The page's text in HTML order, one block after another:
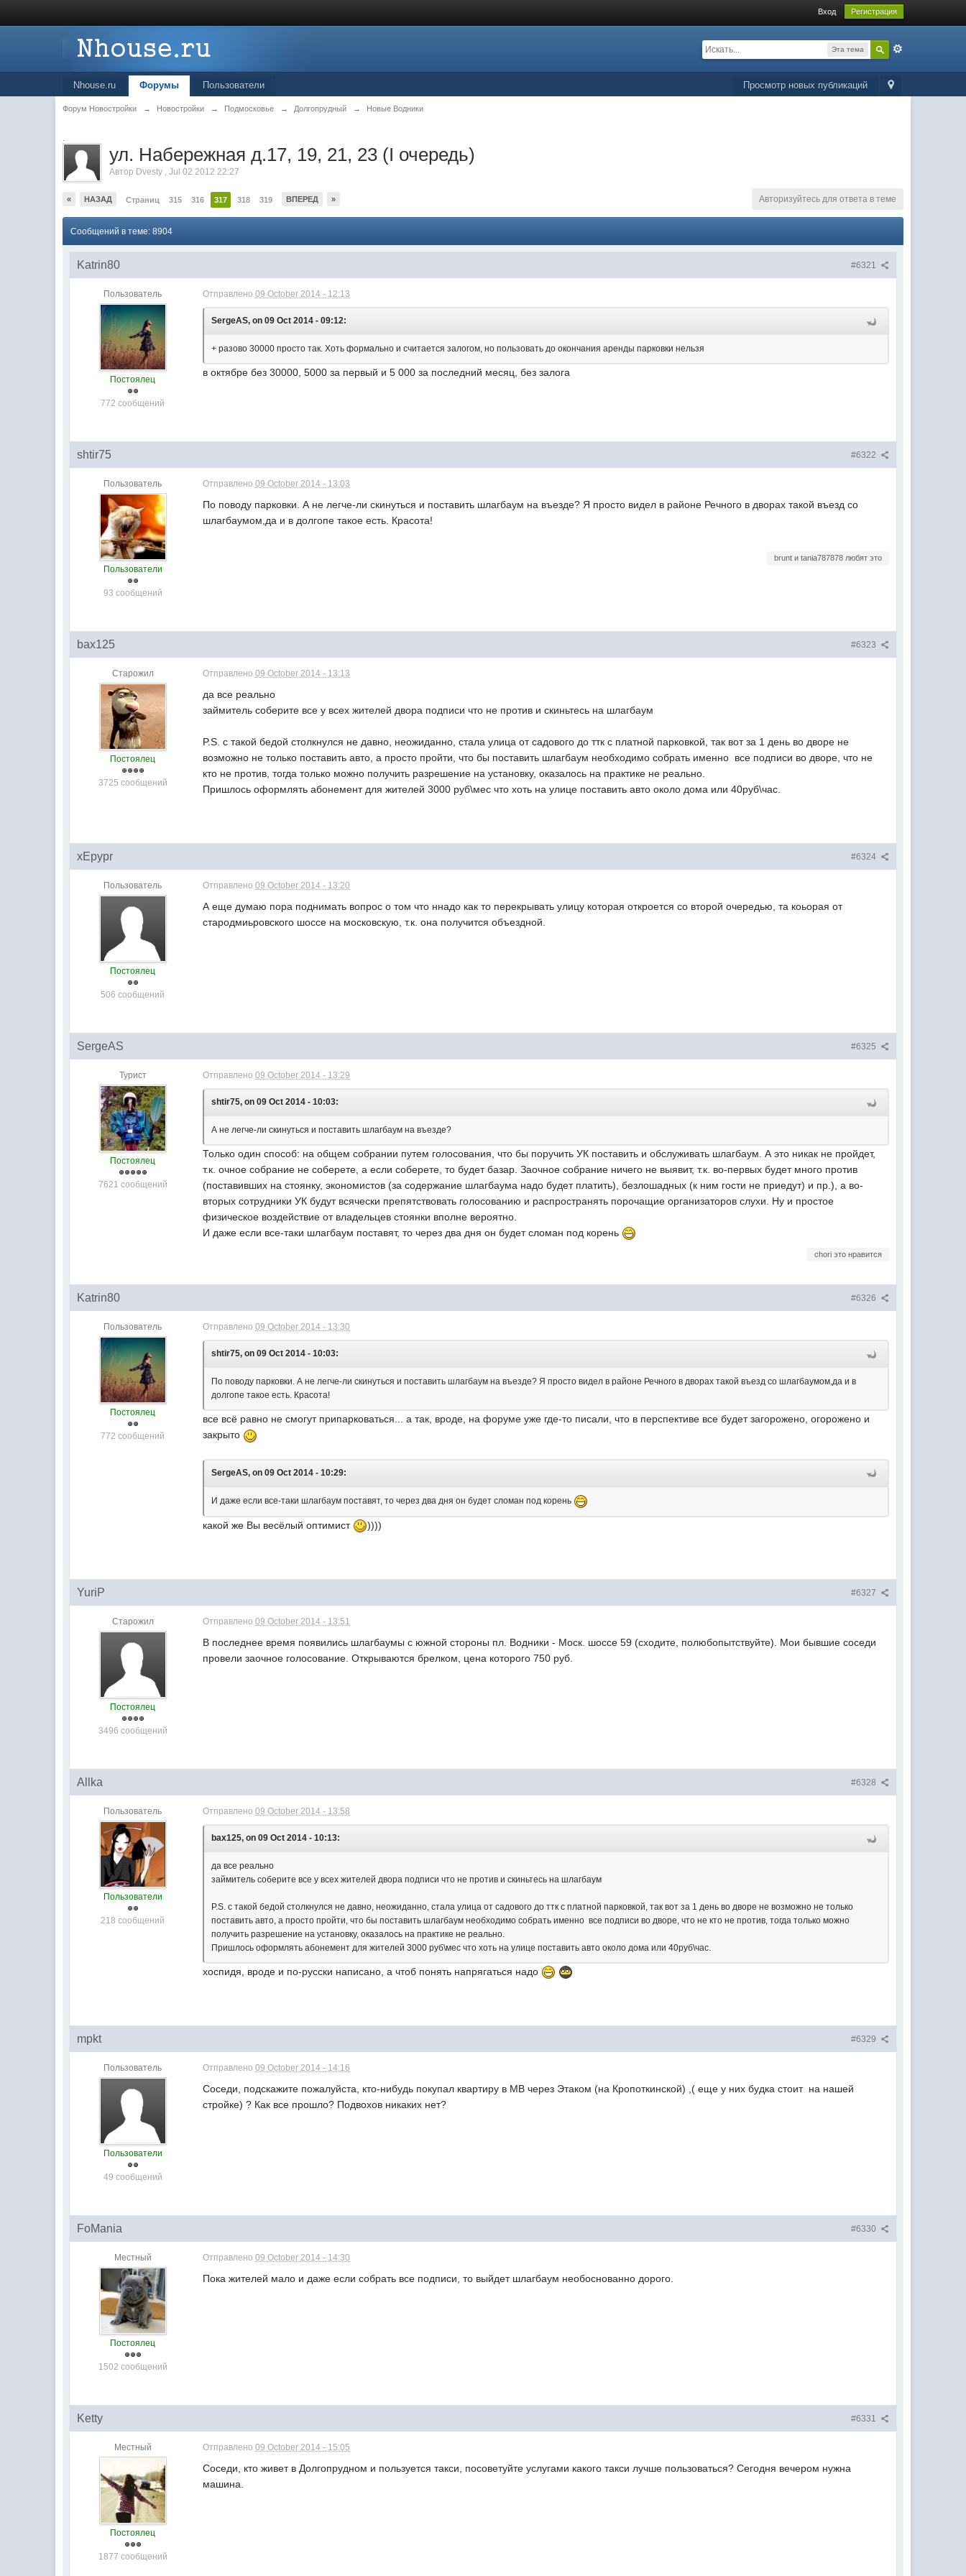
Вход Регистрация
Эта тема
Просмотр новых публикаций
Nhouse.ru Форумы Пользователи
Форум Новостройки → Новостройки → Подмосковье → Долгопрудный → Новые Водники
.
ул. Набережная д.17, 19, 21, 23 (I очередь)
Автор Dvesty ,Jul 02 2012 22:27
« НАЗАД Страниц 315 316 317 318 319 ВПЕРЕД » Авторизуйтесь для ответа в теме
Сообщений в теме: 8904
#6321
Katrin80
Пользователь
Постоялец
772 сообщений
Отправлено09 October 2014 - 12:13
SergeAS, on 09 Oct 2014 - 09:12:
+ разово 30000 просто так. Хоть формально и считается залогом, но пользовать до окончания аренды парковки нельзя
в октябре без 30000, 5000 за первый и 5 000 за последний месяц, без залога
#6322
shtir75
Пользователь
Пользователи
93 сообщений
Отправлено09 October 2014 - 13:03
По поводу парковки. А не легче-ли скинуться и поставить шлагбаум на въезде? Я просто видел в районе Речного в дворах такой въезд со
шлагбаумом,да и в долгопе такое есть. Красота!
brunt и tania787878 любят это
#6323
bax125
Старожил
Постоялец
3725 сообщений
Отправлено09 October 2014 - 13:13
да все реально
займитель соберите все у всех жителей двора подписи что не против и скиньтесь на шлагбаум
P.S. с такой бедой столкнулся не давно, неожиданно, стала улица от садового до ттк с платной парковкой, так вот за 1 день во дворе не
возможно не только поставить авто, а просто пройти, что бы поставить шлагбаум необходимо собрать именно все подписи во дворе, что не
кто не против, тогда только можно получить разрешение на установку, оказалось на практике не реально.
Пришлось оформлять абонемент для жителей 3000 руб\мес что хоть на улице поставить авто около дома или 40руб\час.
#6324
xEpypr
Пользователь
Постоялец
506 сообщений
Отправлено09 October 2014 - 13:20
А еще думаю пора поднимать вопрос о том что ннадо как то перекрывать улицу которая откроется со второй очередью, та коьорая от
стародмиьровского шоссе на московскую, т.к. она получится объездной.
#6325
SergeAS
Турист
Постоялец
7621 сообщений
Отправлено09 October 2014 - 13:29
shtir75, on 09 Oct 2014 - 10:03:
А не легче-ли скинуться и поставить шлагбаум на въезде?
Только один способ: на общем собрании путем голосования, что бы поручить УК поставить и обслуживать шлагбаум. А это никак не пройдет,
т.к. очное собрание не соберете, а если соберете, то будет базар. Заочное собрание ничего не выявит, т.к. во-первых будет много против
(поставивших на стоянку, экономистов (за содержание шлагбаума надо будет платить), безлошадных (к ним гости не приедут) и пр.), а во-
вторых сотрудники УК будут всячески препятствовать голосованию и распространять порочащие организаторов слухи. Ну и простое
физическое воздействие от владельцев стоянки вполне вероятно.
И даже если все-таки шлагбаум поставят, то через два дня он будет сломан под корень
chori это нравится
#6326
Katrin80
Пользователь
Постоялец
772 сообщений
Отправлено09 October 2014 - 13:30
shtir75, on 09 Oct 2014 - 10:03:
По поводу парковки. А не легче-ли скинуться и поставить шлагбаум на въезде? Я просто видел в районе Речного в дворах такой въезд со шлагбаумом,да и в
долгопе такое есть. Красота!
все всё равно не смогут припарковаться... а так, вроде, на форуме уже где-то писали, что в перспективе все будет загорожено, огорожено и
закрыто
SergeAS, on 09 Oct 2014 - 10:29:
И даже если все-таки шлагбаум поставят, то через два дня он будет сломан под корень
какой же Вы весёлый оптимист ))))
#6327
YuriP
Старожил
Постоялец
3496 сообщений
Отправлено09 October 2014 - 13:51
В последнее время появились шлагбаумы с южной стороны пл. Водники - Моск. шоссе 59 (сходите, полюбопытствуйте). Мои бывшие соседи
провели заочное голосование. Открываются брелком, цена которого 750 руб.
#6328
Allka
Пользователь
Пользователи
218 сообщений
Отправлено09 October 2014 - 13:58
bax125, on 09 Oct 2014 - 10:13:
да все реально
займитель соберите все у всех жителей двора подписи что не против и скиньтесь на шлагбаум
P.S. с такой бедой столкнулся не давно, неожиданно, стала улица от садового до ттк с платной парковкой, так вот за 1 день во дворе не возможно не только
поставить авто, а просто пройти, что бы поставить шлагбаум необходимо собрать именно все подписи во дворе, что не кто не против, тогда только можно
получить разрешение на установку, оказалось на практике не реально.
Пришлось оформлять абонемент для жителей 3000 руб\мес что хоть на улице поставить авто около дома или 40руб\час.
хоспидя, вроде и по-русски написано, а чтоб понять напрягаться надо
#6329
mpkt
Пользователь
Пользователи
49 сообщений
Отправлено09 October 2014 - 14:16
Соседи, подскажите пожалуйста, кто-нибудь покупал квартиру в МВ через Этаком (на Кропоткинской) ,( еще у них будка стоит на нашей
стройке) ? Как все прошло? Подвохов никаких нет?
#6330
FoMania
Местный
Постоялец
1502 сообщений
Отправлено09 October 2014 - 14:30
Пока жителей мало и даже если собрать все подписи, то выйдет шлагбаум необоснованно дорого.
#6331
Ketty
Местный
Постоялец
1877 сообщений
Отправлено09 October 2014 - 15:05
Соседи, кто живет в Долгопрудном и пользуется такси, посоветуйте услугами какого такси лучше пользоваться? Сегодня вечером нужна
машина.